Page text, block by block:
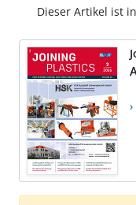
Dieser Artikel ist